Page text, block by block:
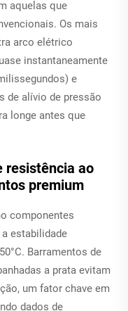
aquelas que
Os mais
arco elétrico
instantaneamente
e
de alívio de pressão
longe antes que
resistência ao
premium
componentes
estabilidade
Barramentos de
a prata evitam
um fator chave em
dados de